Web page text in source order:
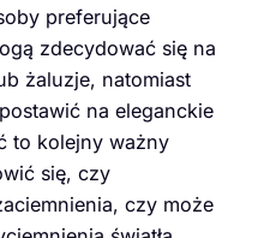
preferujące
zdecydować się na
żaluzje, natomiast
na eleganckie
to kolejny ważny
się, czy
czy może